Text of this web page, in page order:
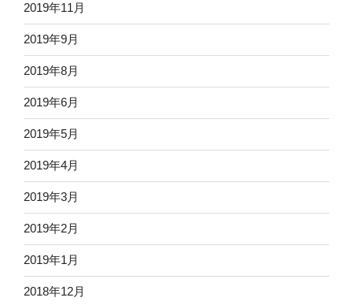
2019年11月
2019年9月
2019年8月
2019年6月
2019年5月
2019年4月
2019年3月
2019年2月
2019年1月
2018年12月